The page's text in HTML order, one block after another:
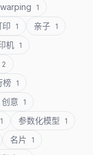
warping 1
印 1 亲子 1
机 1
2
榜 1
创意 1
1 参数化模型 1
名片 1